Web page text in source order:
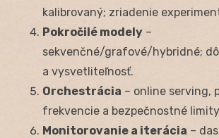
kalibrovaný; zriadenie
Pokročilé modely –
sekvenčné/grafové/hybridné;
a vysvetliteľnosť.
Orchestrácia – online serving,
frekvencie a bezpečnostné
Monitorovanie a iterácia –